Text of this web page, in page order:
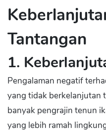
Tantangan
1.
Pengalaman negatif
yang tidak berkelanjutan
banyak pengrajin tenun
yang lebih ramah